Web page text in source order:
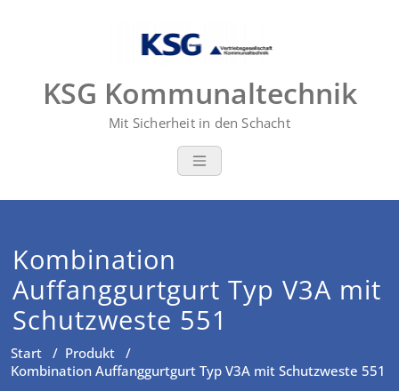
KSG Kommunaltechnik
Mit Sicherheit in den Schacht
Kombination
Auffanggurtgurt Typ V3A mit
Schutzweste 551
Start / Produkt /
Kombination Auffanggurtgurt Typ V3A mit Schutzweste 551